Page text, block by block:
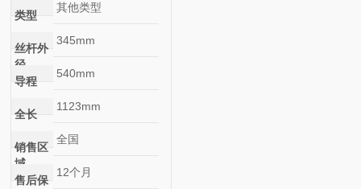
类型
其他类型
丝杆外
径
345mm
导程
540mm
全长
1123mm
销售区
域
全国
售后保
12个月